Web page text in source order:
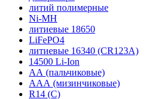
литий полимерные
Ni-MH
литиевые 18650
LiFePO4
литиевые 16340 (CR123A)
14500 Li-Ion
АА (пальчиковые)
ААА (мизинчиковые)
R14 (C)